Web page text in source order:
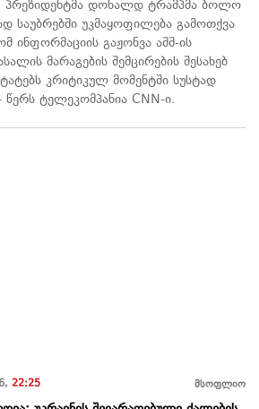
პრეზიდენტმა დონალდ ტრამპმა ბოლო
საუბრებში უკმაყოფილება გამოთქვა
ინფორმაციის გაჟონვა აშშ-ის
მარაგების შემცირების შესახებ
კრიტიკულ მომენტში სუსტად
წერს ტელეკომპანია CNN-ი.
22:25 მსოფლიო